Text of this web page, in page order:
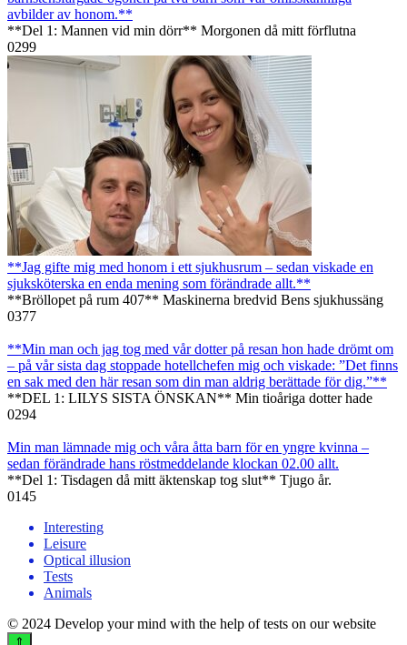
avbilder av honom.**
**Del 1: Mannen vid min dörr** Morgonen då mitt förflutna
0299
**Jag gifte mig med honom i ett sjukhusrum – sedan viskade en
sjuksköterska en enda mening som förändrade allt.**
**Bröllopet på rum 407** Maskinerna bredvid Bens sjukhussäng
0377
**Min man och jag tog med vår dotter på resan hon hade drömt om
– på vår sista dag stoppade hotellchefen mig och viskade: ”Det finns
en sak med den här resan som din man aldrig berättade för dig.”**
**DEL 1: LILYS SISTA ÖNSKAN** Min tioåriga dotter hade
0294
Min man lämnade mig och våra åtta barn för en yngre kvinna –
sedan förändrade hans röstmeddelande klockan 02.00 allt.
**Del 1: Tisdagen då mitt äktenskap tog slut** Tjugo år.
0145
Interesting
Leisure
Optical illusion
Tests
Animals
© 2024 Develop your mind with the help of tests on our website